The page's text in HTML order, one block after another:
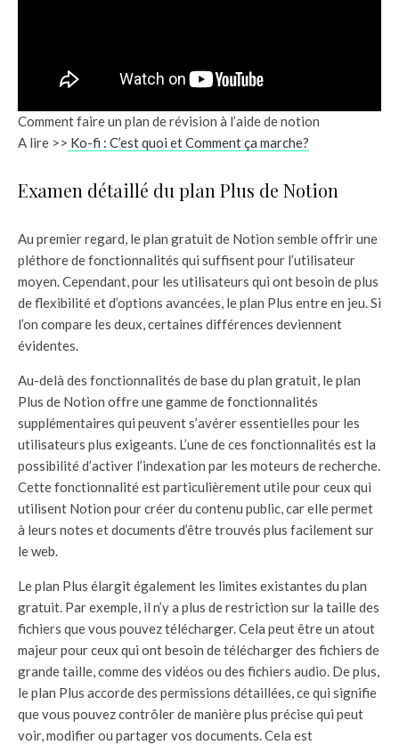
Comment faire un plan de révision à l’aide de notion
A lire >> Ko-fi : C’est quoi et Comment ça marche?
Examen détaillé du plan Plus de Notion
Au premier regard, le plan gratuit de Notion semble offrir une
pléthore de fonctionnalités qui suffisent pour l’utilisateur
moyen. Cependant, pour les utilisateurs qui ont besoin de plus
de flexibilité et d’options avancées, le plan Plus entre en jeu. Si
l’on compare les deux, certaines différences deviennent
évidentes.
Au-delà des fonctionnalités de base du plan gratuit, le plan
Plus de Notion offre une gamme de fonctionnalités
supplémentaires qui peuvent s’avérer essentielles pour les
utilisateurs plus exigeants. L’une de ces fonctionnalités est la
possibilité d’activer l’indexation par les moteurs de recherche.
Cette fonctionnalité est particulièrement utile pour ceux qui
utilisent Notion pour créer du contenu public, car elle permet
à leurs notes et documents d’être trouvés plus facilement sur
le web.
Le plan Plus élargit également les limites existantes du plan
gratuit. Par exemple, il n’y a plus de restriction sur la taille des
fichiers que vous pouvez télécharger. Cela peut être un atout
majeur pour ceux qui ont besoin de télécharger des fichiers de
grande taille, comme des vidéos ou des fichiers audio. De plus,
le plan Plus accorde des permissions détaillées, ce qui signifie
que vous pouvez contrôler de manière plus précise qui peut
voir, modifier ou partager vos documents. Cela est